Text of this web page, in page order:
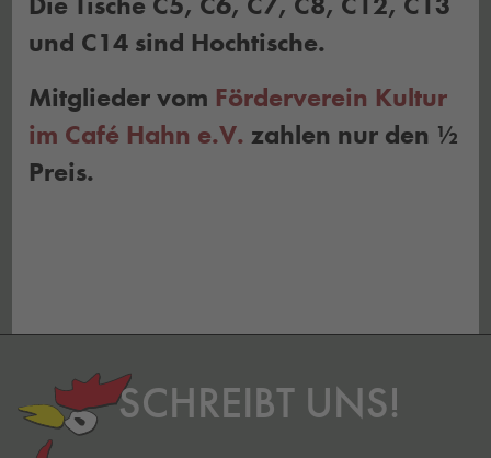
und C14 sind Hochtische.
Mitglieder vom Förderverein Kultur
im Café Hahn e.V. zahlen nur den ½
Preis.
SCHREIBT UNS!